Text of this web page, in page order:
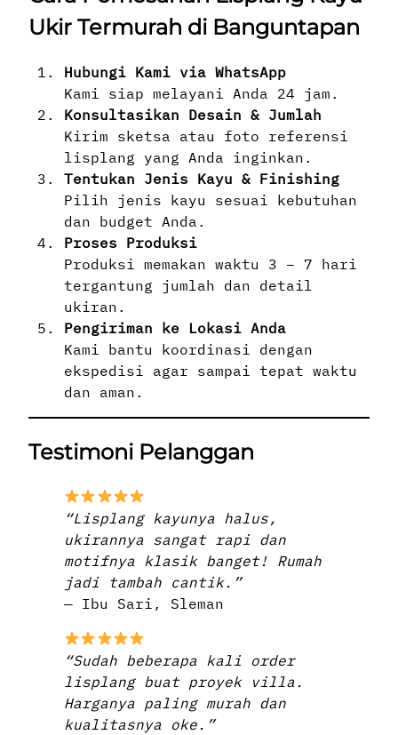
Ukir Termurah di Banguntapan
Hubungi Kami via WhatsApp
Kami siap melayani Anda 24 jam.
Konsultasikan Desain & Jumlah
Kirim sketsa atau foto referensi
lisplang yang Anda inginkan.
Tentukan Jenis Kayu & Finishing
Pilih jenis kayu sesuai kebutuhan
dan budget Anda.
Proses Produksi
Produksi memakan waktu 3 – 7 hari
tergantung jumlah dan detail
ukiran.
Pengiriman ke Lokasi Anda
Kami bantu koordinasi dengan
ekspedisi agar sampai tepat waktu
dan aman.
Testimoni Pelanggan
“Lisplang kayunya halus,
ukirannya sangat rapi dan
motifnya klasik banget! Rumah
jadi tambah cantik.”
— Ibu Sari, Sleman
“Sudah beberapa kali order
lisplang buat proyek villa.
Harganya paling murah dan
kualitasnya oke.”